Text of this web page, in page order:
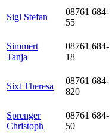
Sigl Stefan
08761 684-
55
Simmert
Tanja
08761 684-
18
Sixt Theresa
08761 684-
820
Sprenger
Christoph
08761 684-
50